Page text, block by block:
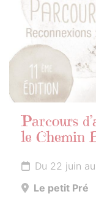
Parcours
le Chemin
Du 22 juin
Le petit Pré